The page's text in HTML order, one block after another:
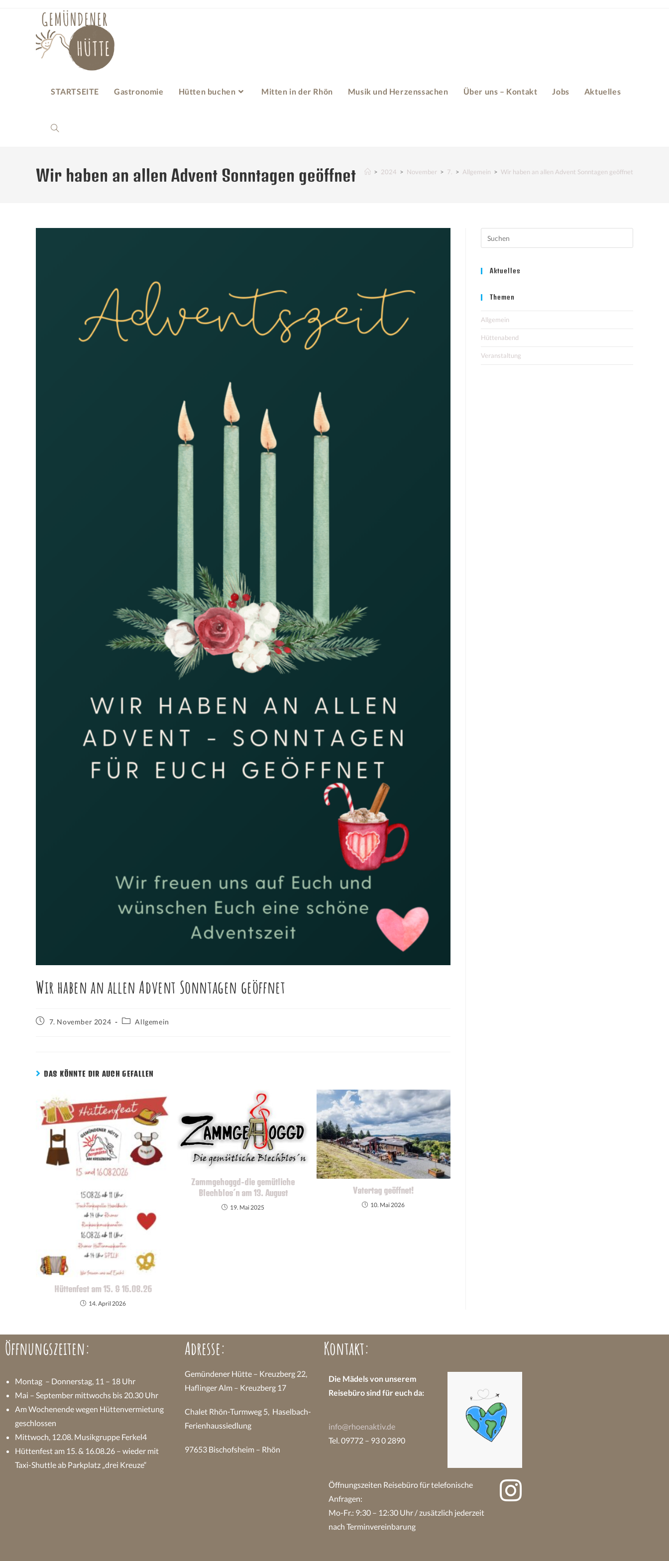
STARTSEITE Gastronomie Hütten buchen Mitten in der Rhön Musik und Herzenssachen Über uns – Kontakt Jobs Aktuelles
Wir haben an allen Advent Sonntagen geöffnet > 2024 > November > 7. > Allgemein > Wir haben an allen Advent Sonntagen geöffnet
Wir haben an allen Advent Sonntagen geöffnet
7. November 2024 Allgemein
DAS KÖNNTE DIR AUCH GEFALLEN
Hüttenfest am 15. & 16.08.26
14. April 2026
Zammgehoggd-die gemütliche
Blechblos´n am 13. August
19. Mai 2025
Vatertag geöffnet!
10. Mai 2026
Aktuelles
Themen
Allgemein
Hüttenabend
Veranstaltung
Öffnungszeiten:
Montag – Donnerstag, 11 – 18 Uhr
Mai – September mittwochs bis 20.30 Uhr
Am Wochenende wegen Hüttenvermietung
geschlossen
Mittwoch, 12.08. Musikgruppe Ferkel4
Hüttenfest am 15. & 16.08.26 – wieder mit
Taxi-Shuttle ab Parkplatz „drei Kreuze“
Adresse:
Gemündener Hütte – Kreuzberg 22,
Haflinger Alm – Kreuzberg 17
Chalet Rhön-Turmweg 5, Haselbach-
Ferienhaussiedlung
97653 Bischofsheim – Rhön
Kontakt:
Die Mädels von unserem
Reisebüro sindfür euch da:
info@rhoenaktiv.de
Tel. 09772 – 93 0 2890
Öffnungszeiten Reisebürofür telefonische
Anfragen:
Mo-Fr.: 9:30 – 12:30 Uhr / zusätzlich jederzeit
nach Terminvereinbarung